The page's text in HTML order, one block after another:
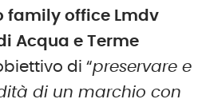
family office Lmdv
Acqua e Terme
di “preservare e
di un marchio con